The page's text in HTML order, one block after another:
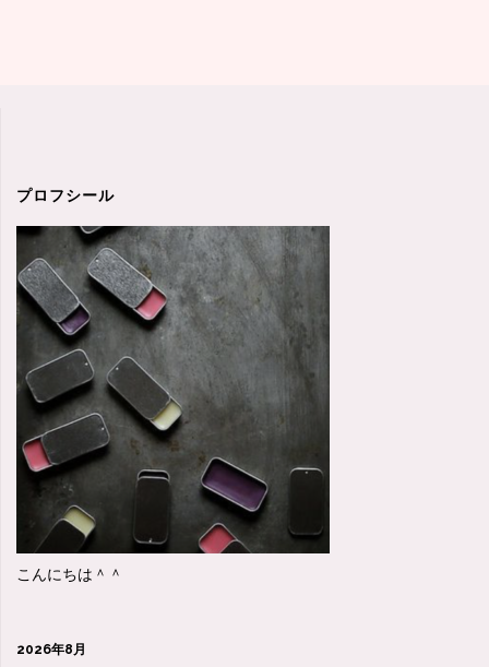
力」
「見
極
め
る
能
力」"
プロフシール
こんにちは＾＾
2026年8月